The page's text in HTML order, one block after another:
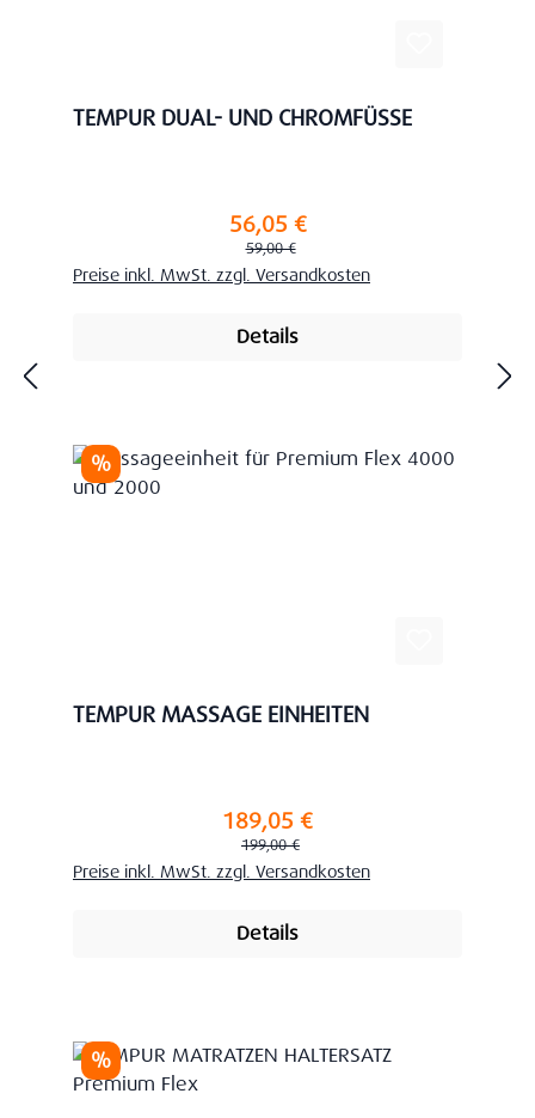
TEMPUR DUAL- UND CHROMFÜSSE
56,05 €
Regulärer Preis:
59,00 €
Preise inkl. MwSt. zzgl. Versandkosten
Details
Rabatt
%
TEMPUR MASSAGE EINHEITEN
189,05 €
Regulärer Preis:
199,00 €
Preise inkl. MwSt. zzgl. Versandkosten
Details
Rabatt
%